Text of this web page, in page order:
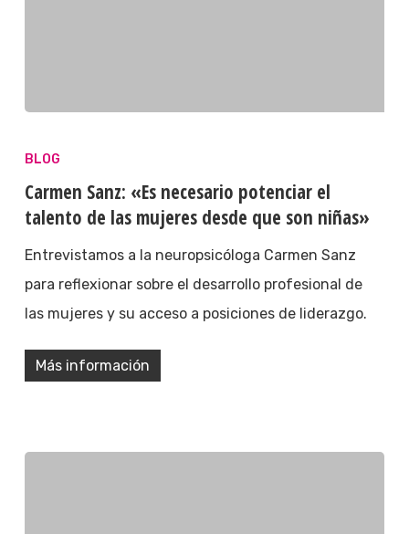
BLOG
Carmen Sanz: «Es necesario potenciar el
talento de las mujeres desde que son niñas»
Entrevistamos a la neuropsicóloga Carmen Sanz
para reflexionar sobre el desarrollo profesional de
las mujeres y su acceso a posiciones de liderazgo.
Más información